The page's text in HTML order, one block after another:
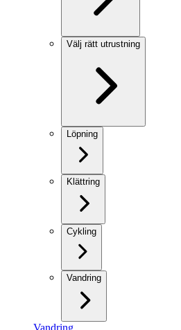
Välj rätt utrustning
Löpning
Klättring
Cykling
Vandring
Vandring